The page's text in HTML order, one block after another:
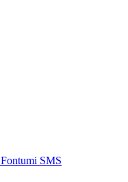
Fontumi SMS